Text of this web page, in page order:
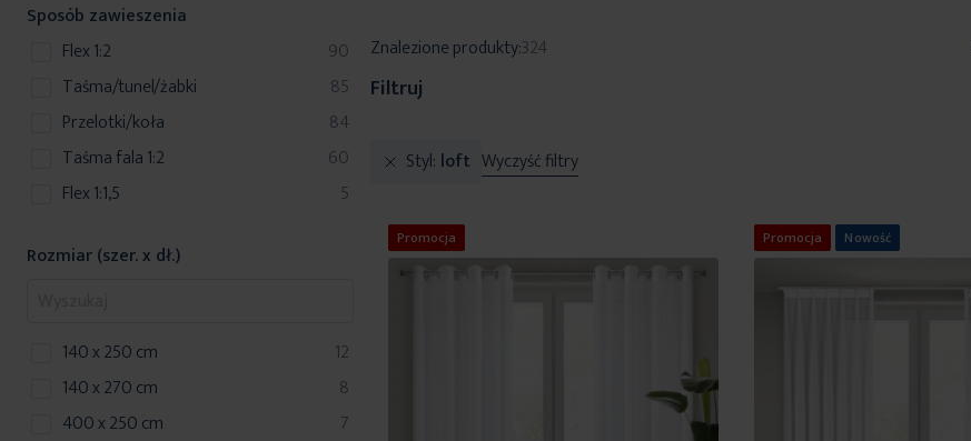
Znalezione produkty:324
Filtruj
Styl loft Wyczyść filtry
Promocja Promocja Nowość
Sposób zawieszenia
Flex 1:2
90
produkty
taśma/tunel/żabki
85
produkty
przelotki/koła
84
produkty
Taśma fala 1:2
60
produkty
Flex 1:1,5
5
produkty
Rozmiar (szer. x dł.)
140 x 250 cm 12
produkty
140 x 270 cm
8
produkty
400 x 250 cm
7
produkty